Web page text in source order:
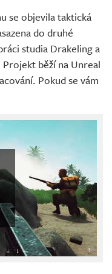
se objevila taktická
do druhé
studia Drakeling a
běží na Unreal
Pokud se vám